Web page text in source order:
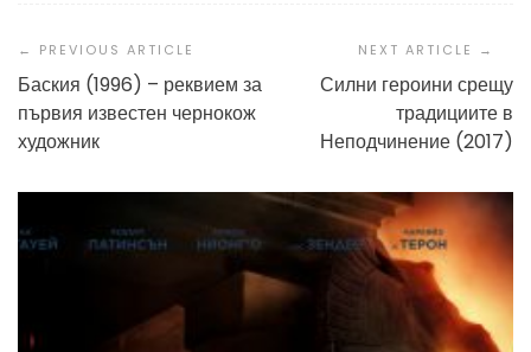
Navigation
Баския (1996) – реквием за
първия известен чернокож
художник
Силни героини срещу
традициите в
Неподчинение (2017)